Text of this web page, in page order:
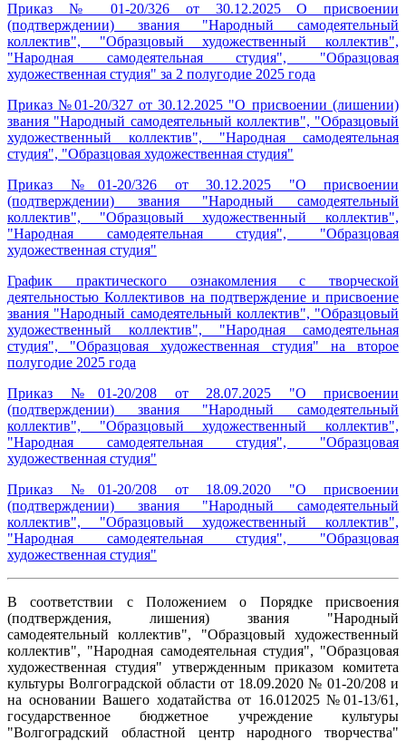
Приказ № 01-20/326 от 30.12.2025 О присвоении
(подтверждении) звания "Народный самодеятельный
коллектив", "Образцовый художественный коллектив",
"Народная самодеятельная студия", "Образцовая
художественная студия" за 2 полугодие 2025 года
Приказ №01-20/327 от 30.12.2025 "О присвоении (лишении)
звания "Народный самодеятельный коллектив", "Образцовый
художественный коллектив", "Народная самодеятельная
студия", "Образцовая художественная студия"
Приказ №01-20/326 от 30.12.2025 "О присвоении
(подтверждении) звания "Народный самодеятельный
коллектив", "Образцовый художественный коллектив",
"Народная самодеятельная студия", "Образцовая
художественная студия"
График практического ознакомления с творческой
деятельностью Коллективов на подтверждение и присвоение
звания "Народный самодеятельный коллектив", "Образцовый
художественный коллектив", "Народная самодеятельная
студия", "Образцовая художественная студия" на второе
полугодие 2025 года
Приказ №01-20/208 от 28.07.2025 "О присвоении
(подтверждении) звания "Народный самодеятельный
коллектив", "Образцовый художественный коллектив",
"Народная самодеятельная студия", "Образцовая
художественная студия"
Приказ №01-20/208 от 18.09.2020 "О присвоении
(подтверждении) звания "Народный самодеятельный
коллектив", "Образцовый художественный коллектив",
"Народная самодеятельная студия", "Образцовая
художественная студия"
В соответствии с Положением о Порядке присвоения
(подтверждения, лишения) звания "Народный
самодеятельный коллектив", "Образцовый художественный
коллектив", "Народная самодеятельная студия", "Образцовая
художественная студия" утвержденным приказом комитета
культуры Волгоградской области от 18.09.2020 № 01-20/208 и
на основании Вашего ходатайства от 16.012025 №01-13/61,
государственное бюджетное учреждение культуры
"Волгоградский областной центр народного творчества"